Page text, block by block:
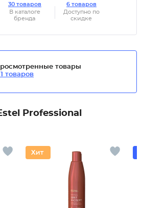
30 товаров
В каталоге
бренда
6 товаров
Доступно по
скидке
товары
товаров
Professional